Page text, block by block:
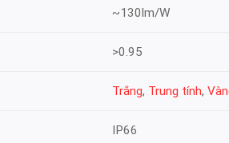
~130lm/W
>0.95
Trắng, Trung tính,
IP66